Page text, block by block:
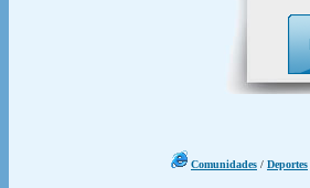
Comunidades / Deportes